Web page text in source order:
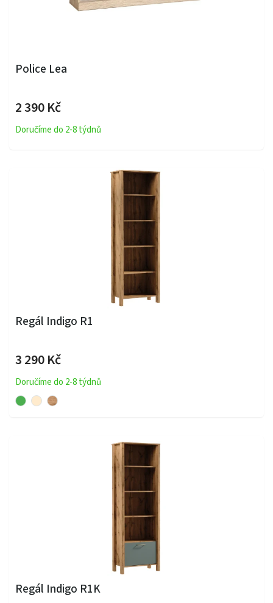
Police Lea
2 390 Kč
Doručíme do 2-8 týdnů
Regál Indigo R1
3 290 Kč
Doručíme do 2-8 týdnů
Regál Indigo R1K